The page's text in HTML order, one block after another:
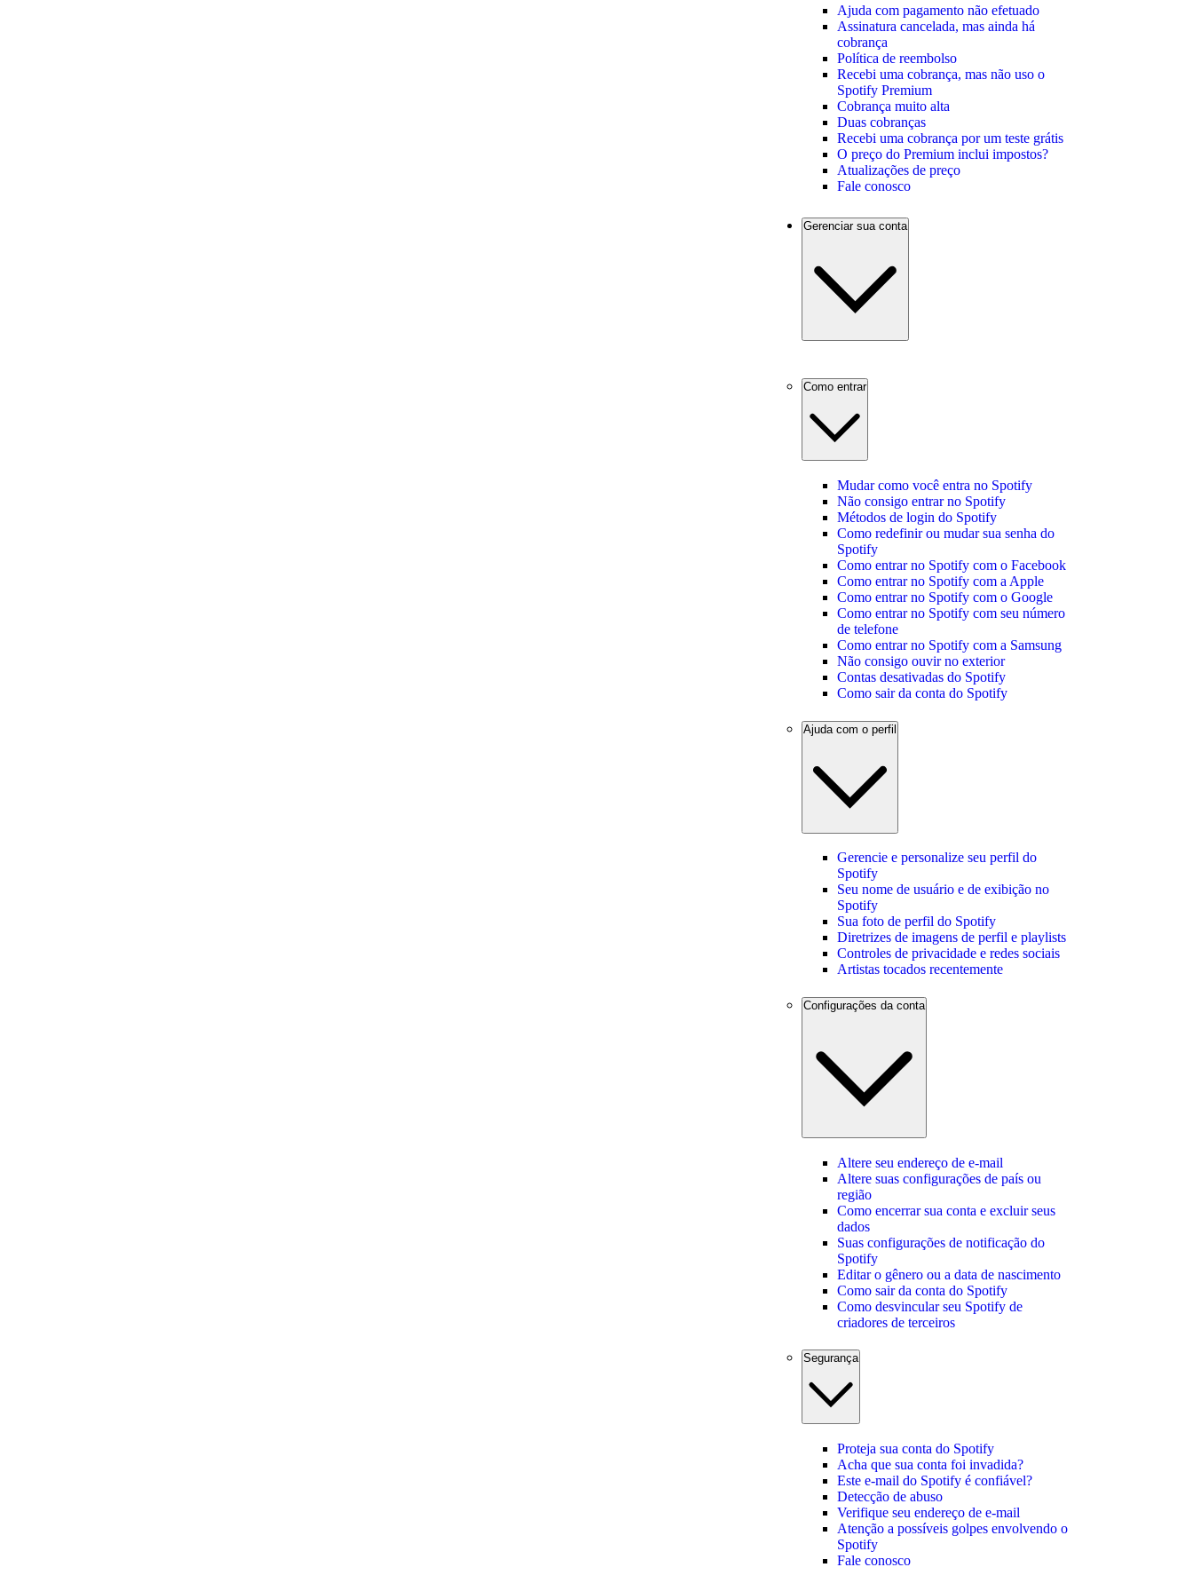
Ajuda com pagamento não efetuado
Assinatura cancelada, mas ainda há
cobrança
Política de reembolso
Recebi uma cobrança, mas não uso o
Spotify Premium
Cobrança muito alta
Duas cobranças
Recebi uma cobrança por um teste grátis
O preço do Premium inclui impostos?
Atualizações de preço
Fale conosco
Gerenciar sua conta
Como entrar
Mudar como você entra no Spotify
Não consigo entrar no Spotify
Métodos de login do Spotify
Como redefinir ou mudar sua senha do
Spotify
Como entrar no Spotify com o Facebook
Como entrar no Spotify com a Apple
Como entrar no Spotify com o Google
Como entrar no Spotify com seu número
de telefone
Como entrar no Spotify com a Samsung
Não consigo ouvir no exterior
Contas desativadas do Spotify
Como sair da conta do Spotify
Ajuda com o perfil
Gerencie e personalize seu perfil do
Spotify
Seu nome de usuário e de exibição no
Spotify
Sua foto de perfil do Spotify
Diretrizes de imagens de perfil e playlists
Controles de privacidade e redes sociais
Artistas tocados recentemente
Configurações da conta
Altere seu endereço de e‑mail
Altere suas configurações de país ou
região
Como encerrar sua conta e excluir seus
dados
Suas configurações de notificação do
Spotify
Editar o gênero ou a data de nascimento
Como sair da conta do Spotify
Como desvincular seu Spotify de
criadores de terceiros
Segurança
Proteja sua conta do Spotify
Acha que sua conta foi invadida?
Este e-mail do Spotify é confiável?
Detecção de abuso
Verifique seu endereço de e-mail
Atenção a possíveis golpes envolvendo o
Spotify
Fale conosco